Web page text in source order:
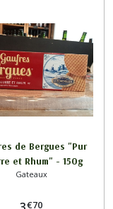
de Bergues "Pur
et Rhum" - 150g
Gateaux
€70